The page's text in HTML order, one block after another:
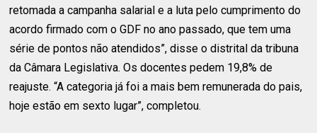
retomada a campanha salarial e a luta pelo cumprimento do
acordo firmado com o GDF no ano passado, que tem uma
série de pontos não atendidos”, disse o distrital da tribuna
da Câmara Legislativa. Os docentes pedem 19,8% de
reajuste. “A categoria já foi a mais bem remunerada do pais,
hoje estão em sexto lugar”, completou.